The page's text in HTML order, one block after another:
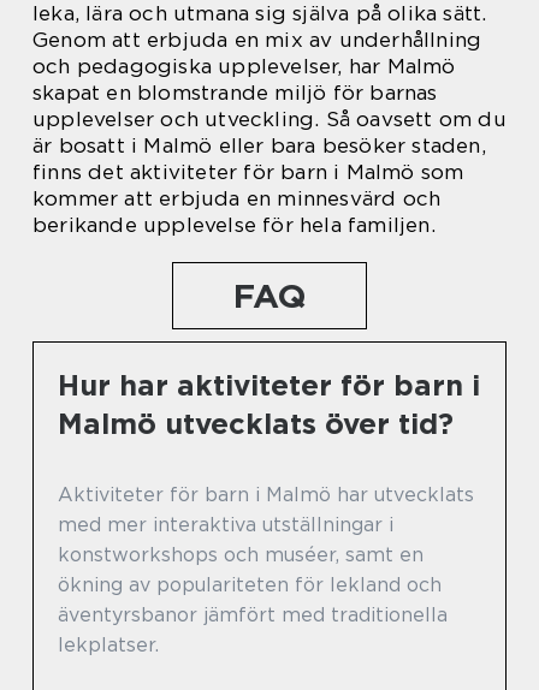
leka, lära och utmana sig själva på olika sätt.
Genom att erbjuda en mix av underhållning
och pedagogiska upplevelser, har Malmö
skapat en blomstrande miljö för barnas
upplevelser och utveckling. Så oavsett om du
är bosatt i Malmö eller bara besöker staden,
finns det aktiviteter för barn i Malmö som
kommer att erbjuda en minnesvärd och
berikande upplevelse för hela familjen.
FAQ
Hur har aktiviteter för barn i
Malmö utvecklats över tid?
Aktiviteter för barn i Malmö har utvecklats
med mer interaktiva utställningar i
konstworkshops och muséer, samt en
ökning av populariteten för lekland och
äventyrsbanor jämfört med traditionella
lekplatser.